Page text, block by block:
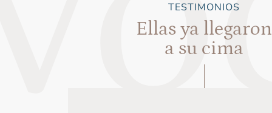
TESTIMONIOS
Ellas ya llegaron
a su cima